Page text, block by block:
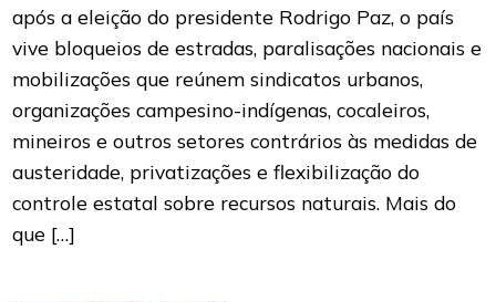
após a eleição do presidente Rodrigo Paz, o país
vive bloqueios de estradas, paralisações nacionais e
mobilizações que reúnem sindicatos urbanos,
organizações campesino-indígenas, cocaleiros,
mineiros e outros setores contrários às medidas de
austeridade, privatizações e flexibilização do
controle estatal sobre recursos naturais. Mais do
que […]